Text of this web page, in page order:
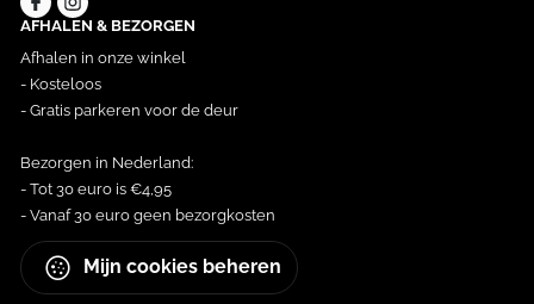
AFHALEN & BEZORGEN
Afhalen in onze winkel
- Kosteloos
- Gratis parkeren voor de deur
Bezorgen in Nederland:
- Tot 30 euro is €4,95
- Vanaf 30 euro geen bezorgkosten
Mijn cookies beheren